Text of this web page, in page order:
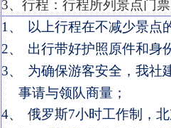
3、行程：行程所列景点门
1、
以上行程在不减少景点
2、
出行带好护照原件和身
3、
为确保游客安全，我社
事请与领队商量；
4、
俄罗斯7小时工作制，